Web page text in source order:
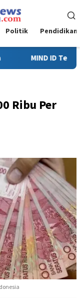
Politik Pendidikan
PT Vale di
Ribu Per